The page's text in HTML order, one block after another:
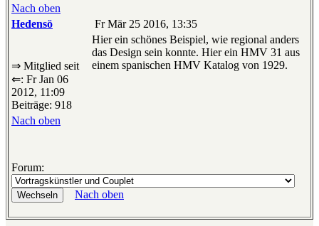
Nach oben
Hedensö
Fr Mär 25 2016, 13:35
⇒ Mitglied seit
⇐: Fr Jan 06
2012, 11:09
Beiträge: 918
Hier ein schönes Beispiel, wie regional anders
das Design sein konnte. Hier ein HMV 31 aus
einem spanischen HMV Katalog von 1929.
Nach oben
Forum:
Nach oben